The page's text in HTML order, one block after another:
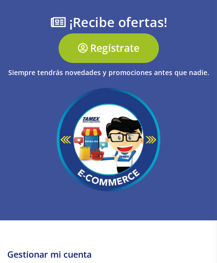
¡Recibe ofertas!
Regístrate
Siempre tendrás novedades y promociones antes que nadie.
Gestionar mi cuenta